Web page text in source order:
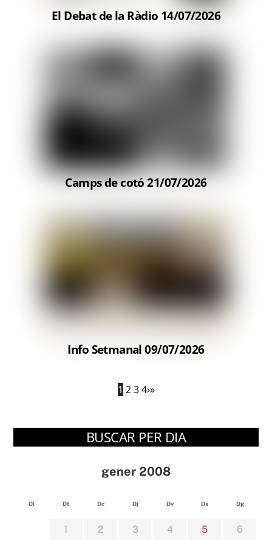
El Debat de la Ràdio 14/07/2026
Camps de cotó 21/07/2026
Info Setmanal 09/07/2026
1 2 3 4›»
BUSCAR PER DIA
gener 2008
Dl Dt Dc Dj Dv Ds Dg
1 2 3 4 5 6